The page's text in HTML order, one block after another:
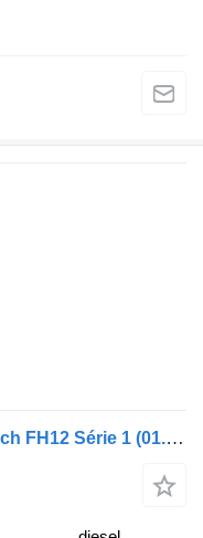
Valve de commande de frein Bosch FH12 Série 1 (01.93-12.02) 0481026019 pour camion Volvo FH12, FH16, NH12, FH, VNL780 (1993-2014)